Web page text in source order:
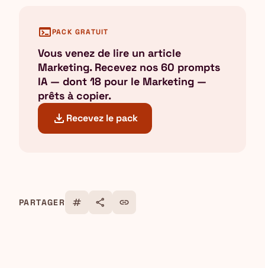
terminalPACK GRATUIT
Vous venez de lire un article
Marketing. Recevez nos 60 prompts
IA — dont 18 pour le Marketing —
prêts à copier.
download Recevez le pack
PARTAGER tag share link